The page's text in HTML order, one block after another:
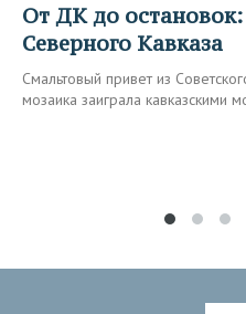
От ДК до остановок: мозаичное наследие
Северного Кавказа
Смальтовый привет из
мозаика заиграла кавказскими